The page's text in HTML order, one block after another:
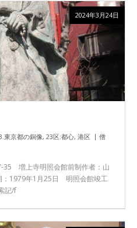
東京都の銅像, 23区:都心, 港区
僧
35 増上寺明照会館前制作者：山
：1979年1月25日 明照会館竣工
記/f
2024年3月24日